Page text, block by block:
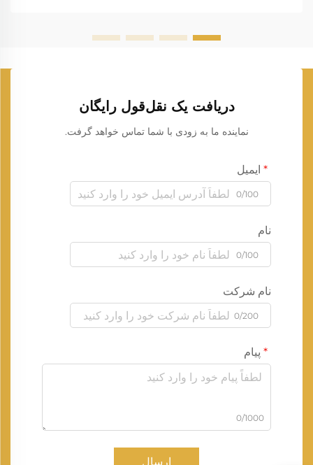
دریافت یک نقل‌قول رایگان
نماینده ما به زودی با شما تماس خواهد گرفت.
ایمیل
0/100
نام
0/100
نام شرکت
0/200
پیام
0/1000
ارسال